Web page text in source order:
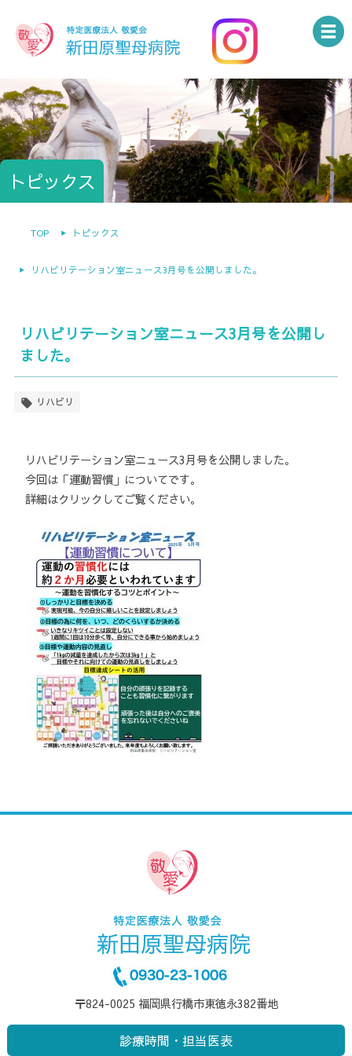
トピックス
TOP トピックス
リハビリテーション室ニュース3月号を公開しました。
リハビリテーション室ニュース3月号を公開し
ました。
リハビリ
リハビリテーション室ニュース3月号を公開しました。
今回は「運動習慣」についてです。
詳細はクリックしてご覧ください。
診療時間・担当医表
〒824-0025 福岡県行橋市東徳永382番地